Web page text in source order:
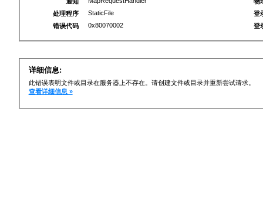
处理程序
StaticFile
错误代码
0x80070002
登
登
详细信息:
此错误表明文件或目录在服务器上不存在。请创建文件或目录并重新尝试请求。
查看详细信息 »